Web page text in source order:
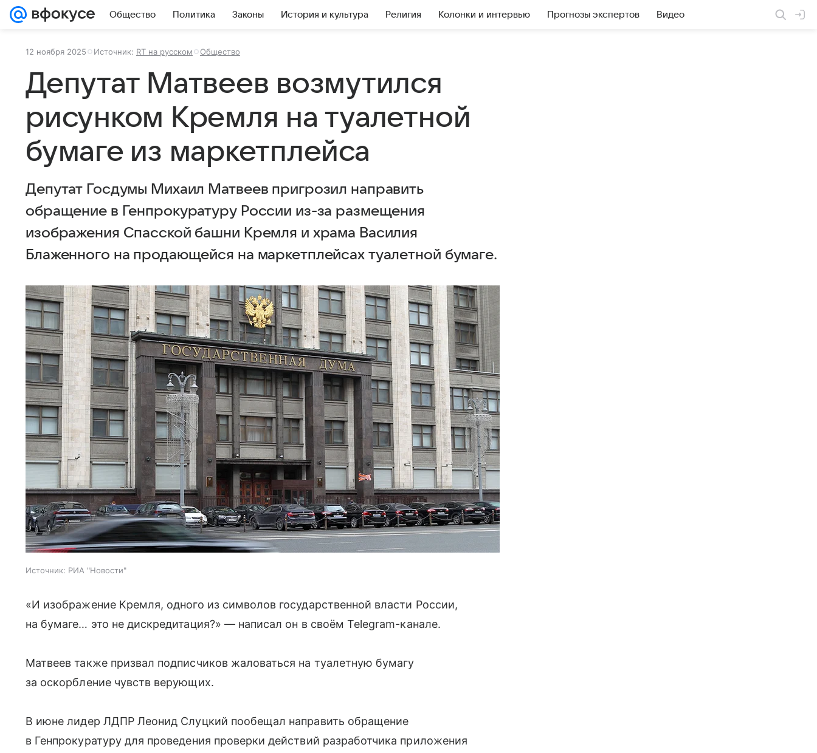
Общество Политика Законы История и культура Религия Колонки и интервью Прогнозы экспертов Видео
12 ноября 2025 Источник: RT на русском Общество
Депутат Матвеев возмутился
рисунком Кремля на туалетной
бумаге из маркетплейса
Депутат Госдумы Михаил Матвеев пригрозил направить
обращение в Генпрокуратуру России из-за размещения
изображения Спасской башни Кремля и храма Василия
Блаженного на продающейся на маркетплейсах туалетной бумаге.
Источник: РИА "Новости"
«И изображение Кремля, одного из символов государственной власти России,
на бумаге… это не дискредитация?» — написал он в своём Telegram-канале.
Матвеев также призвал подписчиков жаловаться на туалетную бумагу
за оскорбление чувств верующих.
В июне лидер ЛДПР Леонид Слуцкий пообещал направить обращение
в Генпрокуратуру для проведения проверки действий разработчика приложения